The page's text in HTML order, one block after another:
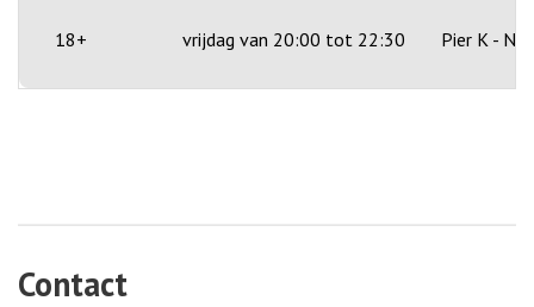
18+ vrijdag van 20:00 tot 22:30 Pier K -
Contact